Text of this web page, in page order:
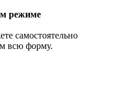
режиме
самостоятельно
всю форму.